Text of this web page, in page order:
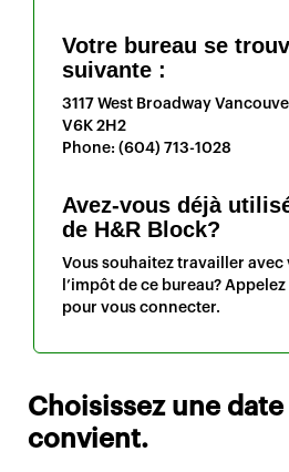
Votre bureau se
suivante :
3117 West Broadway
V6K 2H2
Phone: (604) 713-1028
Avez-vous déjà
de H&R Block?
Vous souhaitez travailler
l’impôt de ce bureau? Appelez
pour vous connecter.
Choisissez une
convient.